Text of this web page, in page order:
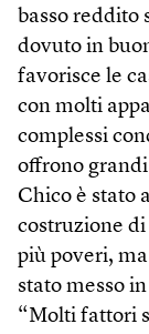
basso reddito
dovuto in
favorisce le
con molti
complessi
offrono
Chico è stato
costruzione
più poveri,
stato messo
“Molti fattori